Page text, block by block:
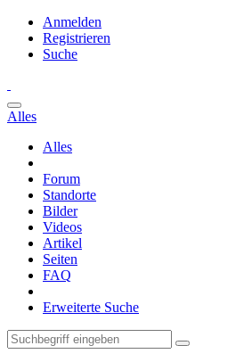
Anmelden
Registrieren
Suche
Alles
Alles
Forum
Standorte
Bilder
Videos
Artikel
Seiten
FAQ
Erweiterte Suche